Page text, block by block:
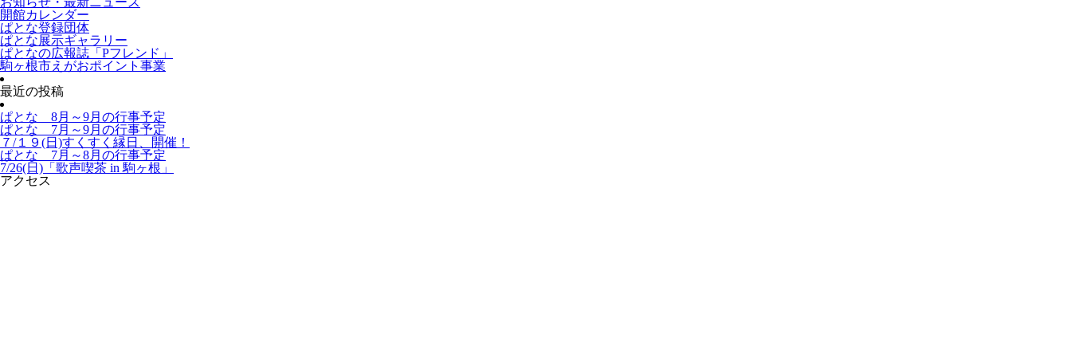
開館カレンダー
ぱとな登録団体
ぱとな展示ギャラリー
ぱとなの広報誌「Pフレンド」
駒ヶ根市えがおポイント事業
最近の投稿
ぱとな 8月～9月の行事予定
ぱとな 7月～9月の行事予定
７/１９(日)すくすく縁日、開催！
ぱとな 7月～8月の行事予定
7/26(日)「歌声喫茶 in 駒ヶ根」
アクセス